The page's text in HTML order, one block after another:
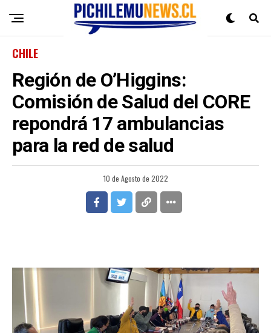
CHILE
Región de O’Higgins:
Comisión de Salud del CORE
repondrá 17 ambulancias
para la red de salud
10 de Agosto de 2022